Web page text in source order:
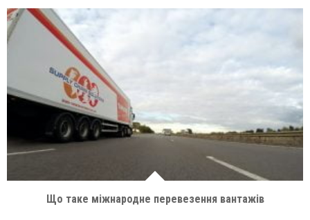
Що таке міжнародне перевезення вантажів